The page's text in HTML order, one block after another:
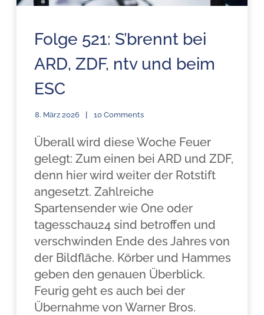
Folge 521: S’brennt bei
ARD, ZDF, ntv und beim
ESC
8. März 2026 10 Comments
Überall wird diese Woche Feuer
gelegt: Zum einen bei ARD und ZDF,
denn hier wird weiter der Rotstift
angesetzt. Zahlreiche
Spartensender wie One oder
tagesschau24 sind betroffen und
verschwinden Ende des Jahres von
der Bildfläche. Körber und Hammes
geben den genauen Überblick.
Feurig geht es auch bei der
Übernahme von Warner Bros.